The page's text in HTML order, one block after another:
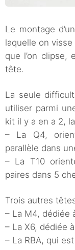
Le montage
laquelle on
que l’on clipse,
tête.
La seule
utiliser parmi
kit il y a en a 2,
– La Q4,
parallèle dans
– La T10
paires dans 5
Trois autres
– La M4, dédiée
– La X6, dédiée
– La RBA, qui